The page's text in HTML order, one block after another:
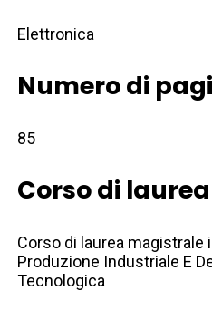
Elettronica
Numero di
85
Corso di laurea
Corso di laurea magistrale
Produzione Industriale E
Tecnologica